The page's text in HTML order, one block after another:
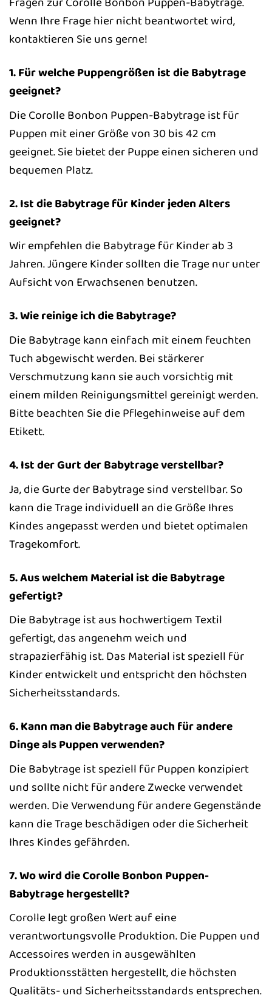
Wenn Ihre Frage hier nicht beantwortet wird,
kontaktieren Sie uns gerne!
1. Für welche Puppengrößen ist die Babytrage
geeignet?
Die Corolle Bonbon Puppen-Babytrage ist für
Puppen mit einer Größe von 30 bis 42 cm
geeignet. Sie bietet der Puppe einen sicheren und
bequemen Platz.
2. Ist die Babytrage für Kinder jeden Alters
geeignet?
Wir empfehlen die Babytrage für Kinder ab 3
Jahren. Jüngere Kinder sollten die Trage nur unter
Aufsicht von Erwachsenen benutzen.
3. Wie reinige ich die Babytrage?
Die Babytrage kann einfach mit einem feuchten
Tuch abgewischt werden. Bei stärkerer
Verschmutzung kann sie auch vorsichtig mit
einem milden Reinigungsmittel gereinigt werden.
Bitte beachten Sie die Pflegehinweise auf dem
Etikett.
4. Ist der Gurt der Babytrage verstellbar?
Ja, die Gurte der Babytrage sind verstellbar. So
kann die Trage individuell an die Größe Ihres
Kindes angepasst werden und bietet optimalen
Tragekomfort.
5. Aus welchem Material ist die Babytrage
gefertigt?
Die Babytrage ist aus hochwertigem Textil
gefertigt, das angenehm weich und
strapazierfähig ist. Das Material ist speziell für
Kinder entwickelt und entspricht den höchsten
Sicherheitsstandards.
6. Kann man die Babytrage auch für andere
Dinge als Puppen verwenden?
Die Babytrage ist speziell für Puppen konzipiert
und sollte nicht für andere Zwecke verwendet
werden. Die Verwendung für andere Gegenstände
kann die Trage beschädigen oder die Sicherheit
Ihres Kindes gefährden.
7. Wo wird die Corolle Bonbon Puppen-
Babytrage hergestellt?
Corolle legt großen Wert auf eine
verantwortungsvolle Produktion. Die Puppen und
Accessoires werden in ausgewählten
Produktionsstätten hergestellt, die höchsten
Qualitäts- und Sicherheitsstandards entsprechen.